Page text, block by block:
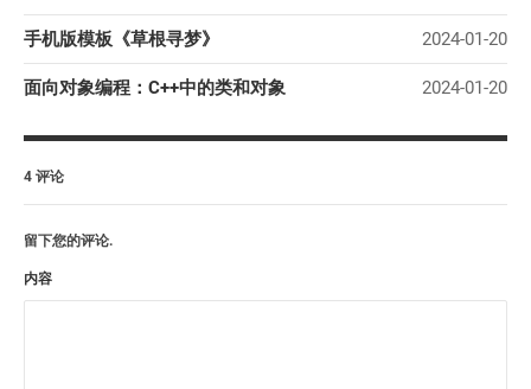
手机版模板《草根寻梦》 2024-01-20
面向对象编程：C++中的类和对象 2024-01-20
4 评论
留下您的评论.
内容